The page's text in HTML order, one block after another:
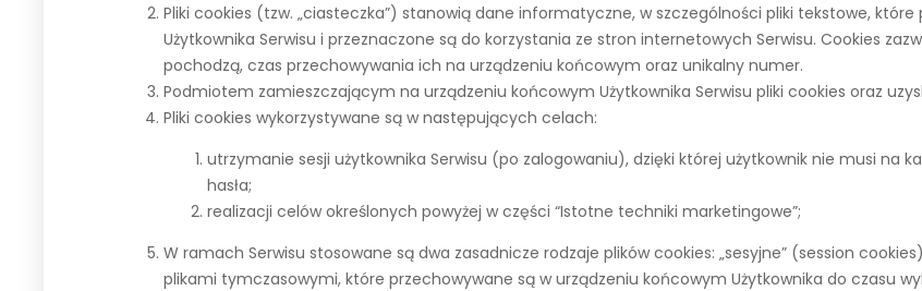
Pliki cookies (tzw. „ciasteczka”) stanowią dane informatyczne, w szczególności pliki tekstowe,
Użytkownika Serwisu i przeznaczone są do korzystania ze stron internetowych Serwisu. Cookies
pochodzą, czas przechowywania ich na urządzeniu końcowym oraz unikalny numer.
Podmiotem zamieszczającym na urządzeniu końcowym Użytkownika Serwisu pliki cookies oraz
Pliki cookies wykorzystywane są w następujących celach:
utrzymanie sesji użytkownika Serwisu (po zalogowaniu), dzięki której użytkownik nie musi na
hasła;
realizacji celów określonych powyżej w części “Istotne techniki marketingowe”;
W ramach Serwisu stosowane są dwa zasadnicze rodzaje plików cookies: „sesyjne” (session
plikami tymczasowymi, które przechowywane są w urządzeniu końcowym Użytkownika do czasu